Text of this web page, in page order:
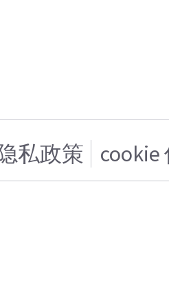
私政策 cookie